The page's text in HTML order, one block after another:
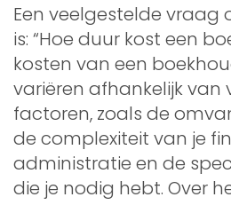
Een veelgestelde vraag
is: “Hoe duur kost een
kosten van een
variëren afhankelijk van
factoren, zoals de
de complexiteit van je
administratie en de
die je nodig hebt. Over